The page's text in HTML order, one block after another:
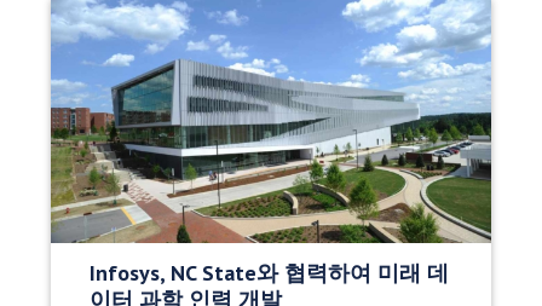
Infosys, NC State와 협력하여 미래 데
이터 과학 인력 개발